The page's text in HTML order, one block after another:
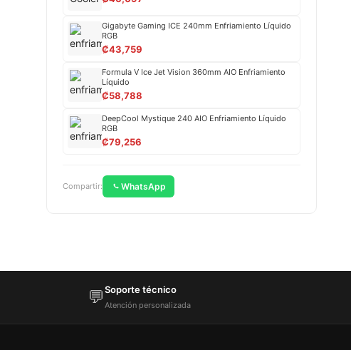
Gigabyte Gaming ICE 240mm Enfriamiento Líquido
RGB
₡43,759
Formula V Ice Jet Vision 360mm AIO Enfriamiento
Líquido
₡58,788
DeepCool Mystique 240 AIO Enfriamiento Líquido
RGB
₡79,256
Compartir: WhatsApp
💬Soporte técnico
Atención personalizada